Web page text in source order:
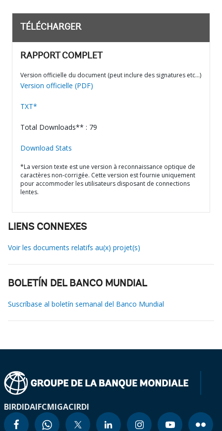
TÉLÉCHARGER
RAPPORT COMPLET
Version officielle du document (peut inclure des signatures etc…)
Version officielle (PDF)
TXT*
Total Downloads** : 79
Download Stats
*La version texte est une version à reconnaissance optique de
caractères non-corrigée. Cette version est fournie uniquement
pour accommoder les utilisateurs disposant de connections
lentes.
LIENS CONNEXES
Voir les documents relatifs au(x) projet(s)
BOLETÍN DEL BANCO MUNDIAL
Suscríbase al boletín semanal del Banco Mundial
BIRDIDAIFCMIGACIRDI